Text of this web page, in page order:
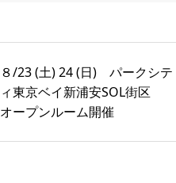
８/23 (土) 24 (日) パークシテ
ィ東京ベイ新浦安SOL街区
オープンルーム開催